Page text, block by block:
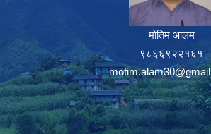
मोतिम आलम
९८६६९२२१६१